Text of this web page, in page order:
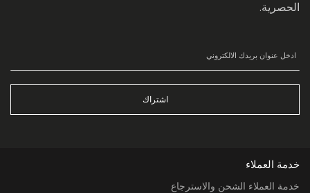
الحصرية.
اشتراك
خدمة العملاء
خدمة العملاء الشحن والاسترجاع